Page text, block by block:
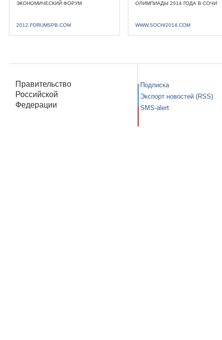
ЭКОНОМИЧЕСКИЙ ФОРУМ
2012.FORUMSPB.COM
ОЛИМПИАДЫ 2014 ГОДА В СОЧИ
WWW.SOCHI2014.COM
Правительство
Российской
Федерации
Подписка
Экспорт новостей (RSS)
SMS-alert